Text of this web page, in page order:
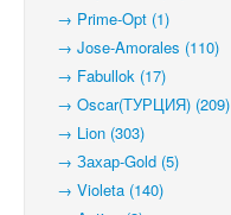
→ Prime-Opt (1)
→ Jose-Amorales (110)
→ Fabullok (17)
→ Oscar(ТУРЦИЯ) (209)
→ Lion (303)
→ Захар-Gold (5)
→ Violeta (140)